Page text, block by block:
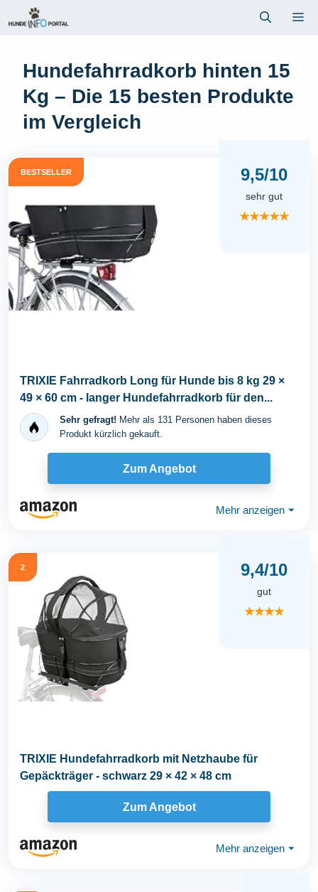
Inhalt
Hundefahrradkorb hinten 15
Kg – Die 15 besten Produkte
im Vergleich
BESTSELLER 9,5/10
sehr gut
★★★★★
TRIXIE Fahrradkorb Long für Hunde bis 8 kg 29 ×
49 × 60 cm - langer Hundefahrradkorb für den...
Sehr gefragt! Mehr als 131 Personen haben dieses
Produkt kürzlich gekauft.
Zum Angebot
Mehr anzeigen ⏷
2 9,4/10
gut
★★★★
TRIXIE Hundefahrradkorb mit Netzhaube für
Gepäckträger - schwarz 29 × 42 × 48 cm
Zum Angebot
Mehr anzeigen ⏷